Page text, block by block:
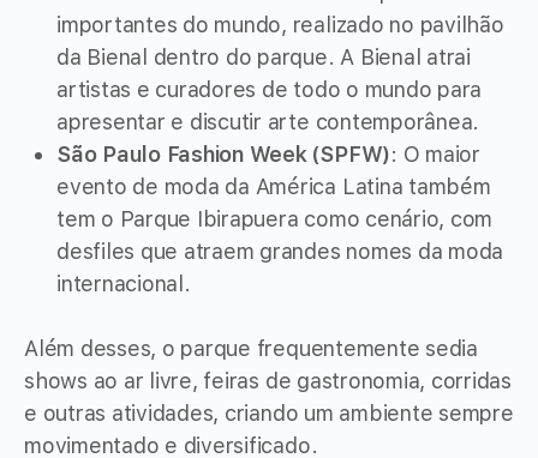
importantes do mundo, realizado no pavilhão
da Bienal dentro do parque. A Bienal atrai
artistas e curadores de todo o mundo para
apresentar e discutir arte contemporânea.
São Paulo Fashion Week (SPFW): O maior
evento de moda da América Latina também
tem o Parque Ibirapuera como cenário, com
desfiles que atraem grandes nomes da moda
internacional.
Além desses, o parque frequentemente sedia
shows ao ar livre, feiras de gastronomia, corridas
e outras atividades, criando um ambiente sempre
movimentado e diversificado.